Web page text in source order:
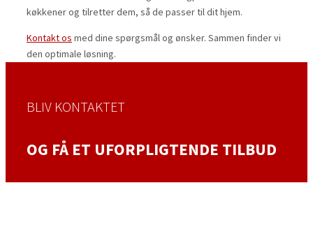
køkkener og tilretter dem, så de passer til dit hjem.
Kontakt os med dine spørgsmål og ønsker. Sammen finder vi
den optimale løsning.​​​
BLIV KONTAKTET
OG FÅ ET UFORPLIGTENDE TILBUD